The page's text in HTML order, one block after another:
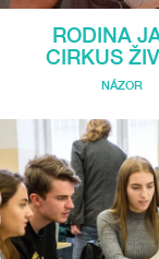
RODINA
CIRKUS
NÁZOR